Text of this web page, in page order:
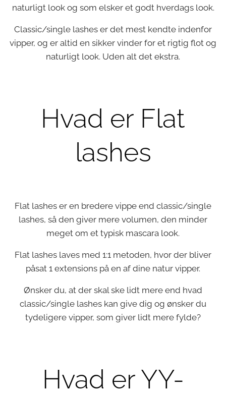
naturligt look og som elsker et godt hverdags look.
Classic/single lashes er det mest kendte indenfor
vipper, og er altid en sikker vinder for et rigtig flot og
naturligt look. Uden alt det ekstra.
Hvad er Flat
lashes
Flat lashes er en bredere vippe end classic/single
lashes, så den giver mere volumen, den minder
meget om et typisk mascara look.
Flat lashes laves med 1:1 metoden, hvor der bliver
påsat 1 extensions på en af dine natur vipper.
Ønsker du, at der skal ske lidt mere end hvad
classic/single lashes kan give dig og ønsker du
tydeligere vipper, som giver lidt mere fylde?
Hvad er YY-